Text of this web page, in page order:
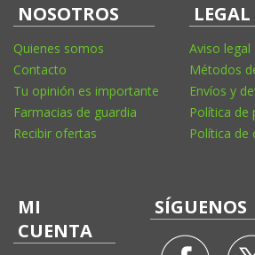
NOSOTROS
Quienes somos
Contacto
Tu opinión es importante
Farmacias de guardia
Recibir ofertas
LEGAL
Aviso legal
Métodos
Envíos y
Política de
Política de
MI
CUENTA
SÍGUENOS